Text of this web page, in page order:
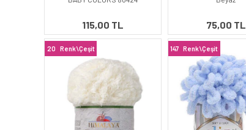
115,00 TL 75,00 TL
20 Renk\Çeşit 147 Renk\Çeşit